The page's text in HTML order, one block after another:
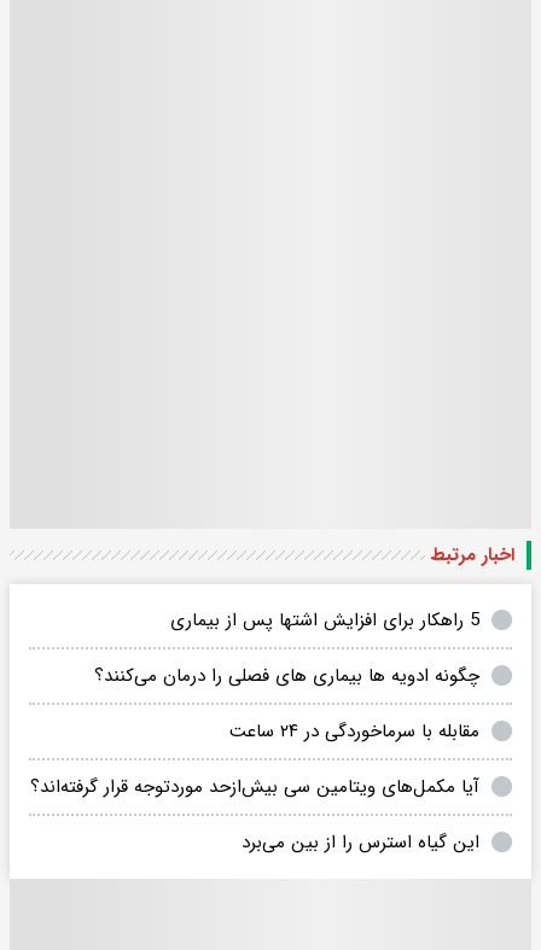
اخبار مرتبط
5 راهکار برای افزایش اشتها پس از بیماری
چگونه ادویه ها بیماری های فصلی را درمان می‌کنند؟
مقابله با سرماخوردگی در ۲۴ ساعت
آیا مکمل‌های ویتامین سی بیش‌ازحد موردتوجه قرار گرفته‌اند؟
این گیاه استرس را از بین می‌برد